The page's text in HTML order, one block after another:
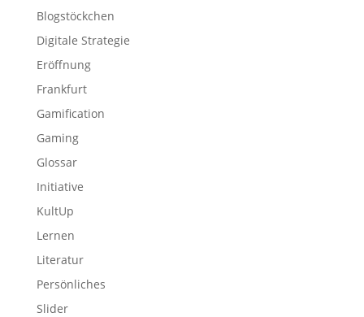
Blogstöckchen
Digitale Strategie
Eröffnung
Frankfurt
Gamification
Gaming
Glossar
Initiative
KultUp
Lernen
Literatur
Persönliches
Slider